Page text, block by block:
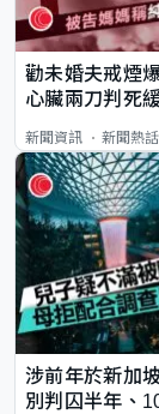
勸未婚夫戒煙
心臟兩刀判死
新聞資訊 新聞熱話
涉前年於新加
別判囚半年、